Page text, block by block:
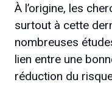
À l’origine, les
surtout à cette
nombreuses
lien entre une
réduction du